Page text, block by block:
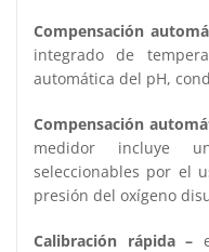
Compensación
integrado de
automática del pH,
Compensación
medidor incluye
seleccionables por el
presión del oxígeno
Calibración rápida –